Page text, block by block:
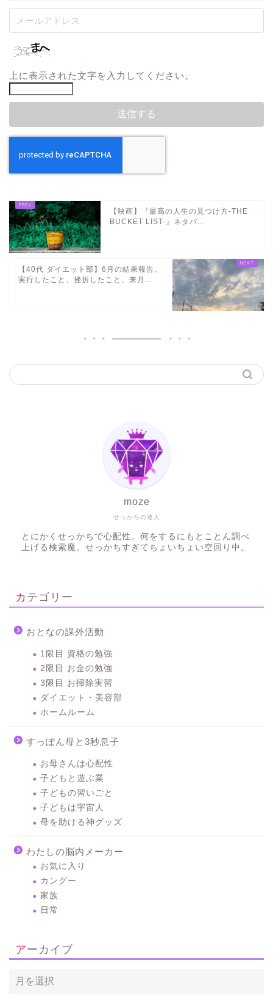
上に表示された文字を入力してください。
【映画】『最高の人生の見つけ方-THE
BUCKET LIST-』ネタバ...
【40代 ダイエット部】6月の結果報告。
実行したこと、挫折したこと、来月...
せっかちの達人
moze
とにかくせっかちで心配性。何をするにもとことん調べ
上げる検索魔。せっかちすぎてちょいちょい空回り中。
カテゴリー
おとなの課外活動
1限目 資格の勉強
2限目 お金の勉強
3限目 お掃除実習
ダイエット・美容部
ホームルーム
すっぽん母と3秒息子
お母さんは心配性
子どもと遊ぶ業
子どもの習いごと
子どもは宇宙人
母を助ける神グッズ
わたしの脳内メーカー
お気に入り
カングー
家族
日常
アーカイブ